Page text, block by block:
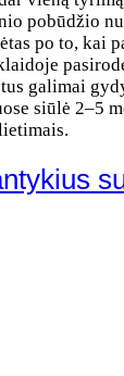
pobūdžio
po to, kai
galimai
siūlė 2–5